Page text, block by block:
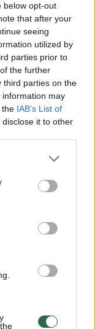
below opt-out
that after your
seeing
utilized by
parties prior to
the further
third parties on the
information may
the IAB’s List of
it to other
00:00:30
dviejų moterų ir
kils iki
00:15:54
įsitvirtinti